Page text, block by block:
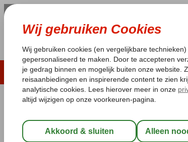
ZOMER 2026 LAST MINUTES
Laagsteprijsgarantie*
Home
Spanje Canarische Eilanden Tenerife Playa